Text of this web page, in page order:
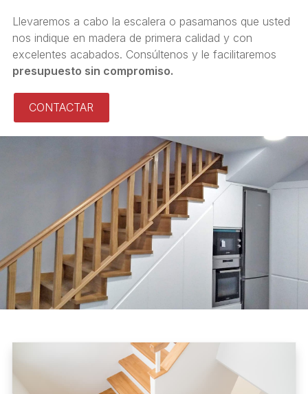
Llevaremos a cabo la escalera o pasamanos que usted
nos indique en madera de primera calidad y con
excelentes acabados. Consúltenos y le facilitaremos
presupuesto sin compromiso.
CONTACTAR